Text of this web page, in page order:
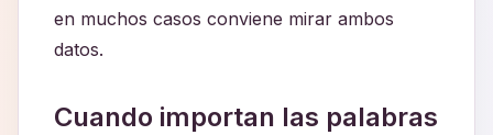
en muchos casos conviene mirar ambos
datos.
Cuando importan las palabras